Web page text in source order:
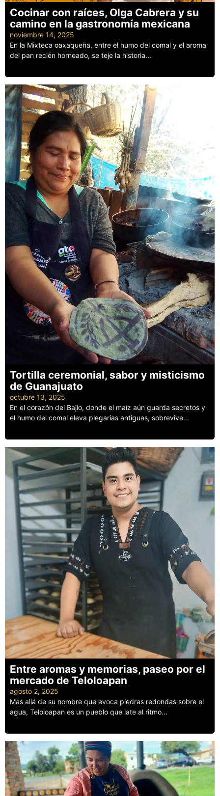
Cocinar con raíces, Olga Cabrera y su
camino en la gastronomía mexicana
noviembre 14, 2025
En la Mixteca oaxaqueña, entre el humo del comal y el aroma
del pan recién horneado, se teje la historia...
Tortilla ceremonial, sabor y misticismo
de Guanajuato
octubre 13, 2025
En el corazón del Bajío, donde el maíz aún guarda secretos y
el humo del comal eleva plegarias antiguas, sobrevive...
Entre aromas y memorias, paseo por el
mercado de Teloloapan
agosto 2, 2025
Más allá de su nombre que evoca piedras redondas sobre el
agua, Teloloapan es un pueblo que late al ritmo...